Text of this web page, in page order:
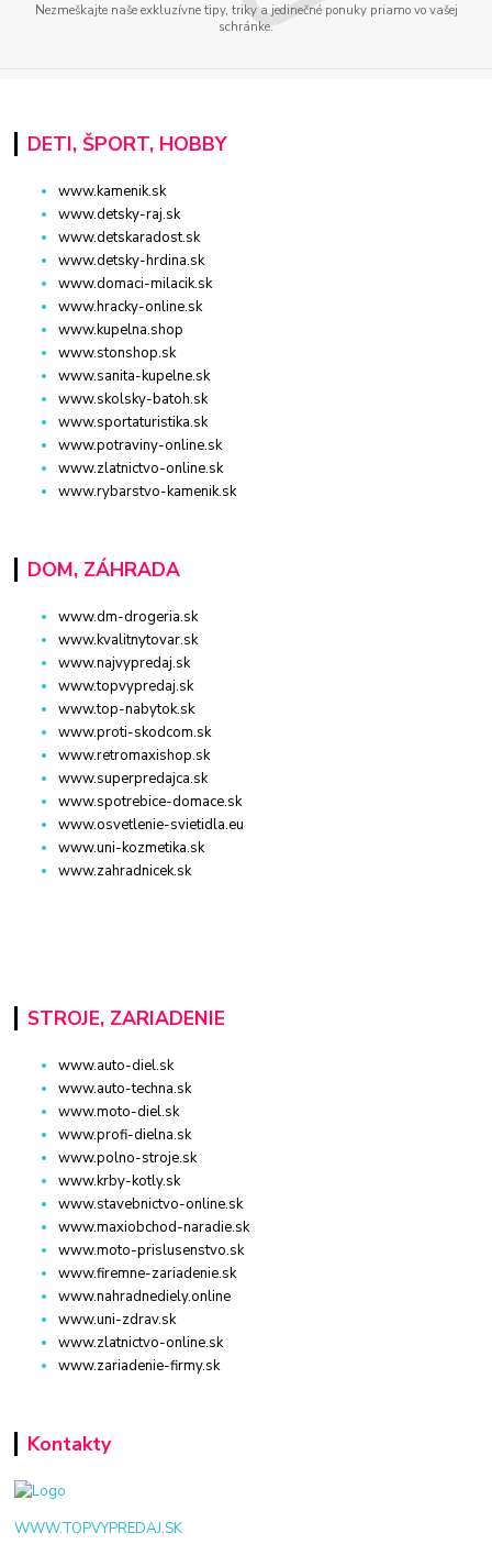
Nezmeškajte naše exkluzívne tipy, triky a jedinečné ponuky priamo vo vašej
schránke.
DETI, ŠPORT, HOBBY
www.kamenik.sk
www.detsky-raj.sk
www.detskaradost.sk
www.detsky-hrdina.sk
www.domaci-milacik.sk
www.hracky-online.sk
www.kupelna.shop
www.stonshop.sk
www.sanita-kupelne.sk
www.skolsky-batoh.sk
www.sportaturistika.sk
www.potraviny-online.sk
www.zlatnictvo-online.sk
www.rybarstvo-kamenik.sk
DOM, ZÁHRADA
www.dm-drogeria.sk
www.kvalitnytovar.sk
www.najvypredaj.sk
www.topvypredaj.sk
www.top-nabytok.sk
www.proti-skodcom.sk
www.retromaxishop.sk
www.superpredajca.sk
www.spotrebice-domace.sk
www.osvetlenie-svietidla.eu
www.uni-kozmetika.sk
www.zahradnicek.sk
STROJE, ZARIADENIE
www.auto-diel.sk
www.auto-techna.sk
www.moto-diel.sk
www.profi-dielna.sk
www.polno-stroje.sk
www.krby-kotly.sk
www.stavebnictvo-online.sk
www.maxiobchod-naradie.sk
www.moto-prislusenstvo.sk
www.firemne-zariadenie.sk
www.nahradnediely.online
www.uni-zdrav.sk
www.zlatnictvo-online.sk
www.zariadenie-firmy.sk
Kontakty
WWW.TOPVYPREDAJ.SK